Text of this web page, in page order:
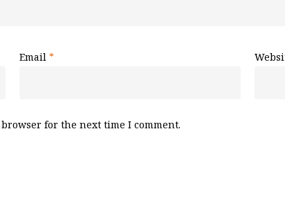
Email *
for the next time I comment.